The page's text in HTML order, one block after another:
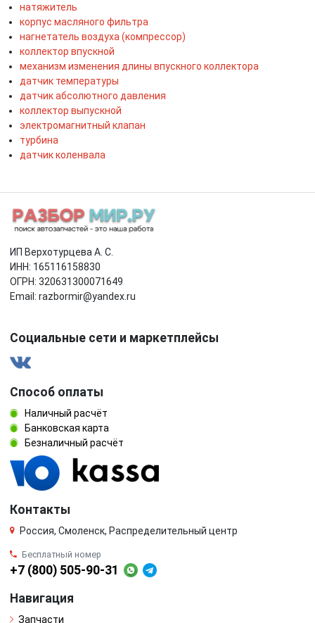
натяжитель
корпус масляного фильтра
нагнетатель воздуха (компрессор)
коллектор впускной
механизм изменения длины впускного коллектора
датчик температуры
датчик абсолютного давления
коллектор выпускной
электромагнитный клапан
турбина
датчик коленвала
ИП Верхотурцева А. С.
ИНН: 165116158830
ОГРН: 320631300071649
Email: razbormir@yandex.ru
Социальные сети и маркетплейсы
Способ оплаты
Наличный расчёт
Банковская карта
Безналичный расчёт
Контакты
Россия, Смоленск, Распределительный центр
Бесплатный номер
+7 (800) 505-90-31
Навигация
Запчасти